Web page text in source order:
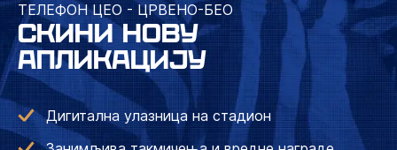
ТЕЛЕФОН ЦЕО - ЦРВЕНО-БЕО
СКИНИ НОВУ
АПЛИКАЦИЈУ
Дигитална улазница на стадион